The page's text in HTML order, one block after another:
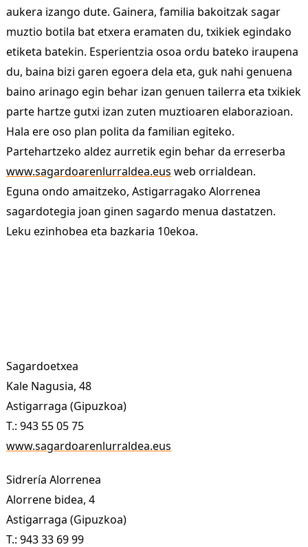
aukera izango dute. Gainera, familia bakoitzak sagar
muztio botila bat etxera eramaten du, txikiek egindako
etiketa batekin. Esperientzia osoa ordu bateko iraupena
du, baina bizi garen egoera dela eta, guk nahi genuena
baino arinago egin behar izan genuen tailerra eta txikiek
parte hartze gutxi izan zuten muztioaren elaborazioan.
Hala ere oso plan polita da familian egiteko.
Partehartzeko aldez aurretik egin behar da erreserba
www.sagardoarenlurraldea.eus web orrialdean.
Eguna ondo amaitzeko, Astigarragako Alorrenea
sagardotegia joan ginen sagardo menua dastatzen.
Leku ezinhobea eta bazkaria 10ekoa.
Sagardoetxea
Kale Nagusia, 48
Astigarraga (Gipuzkoa)
T.: 943 55 05 75
www.sagardoarenlurraldea.eus
Sidrería Alorrenea
Alorrene bidea, 4
Astigarraga (Gipuzkoa)
T.: 943 33 69 99